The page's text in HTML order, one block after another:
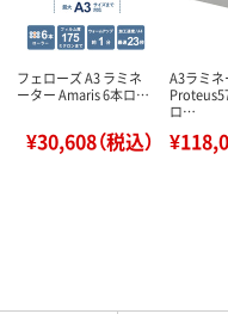
フェローズ A3 ラミネ
ーター Amaris 6本ロ…
¥30,608（税込）
A3ラミ
ロ…